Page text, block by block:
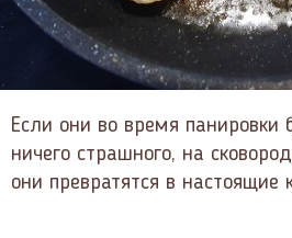
Если они во время панировки
ничего страшного, на
они превратятся в настоящие